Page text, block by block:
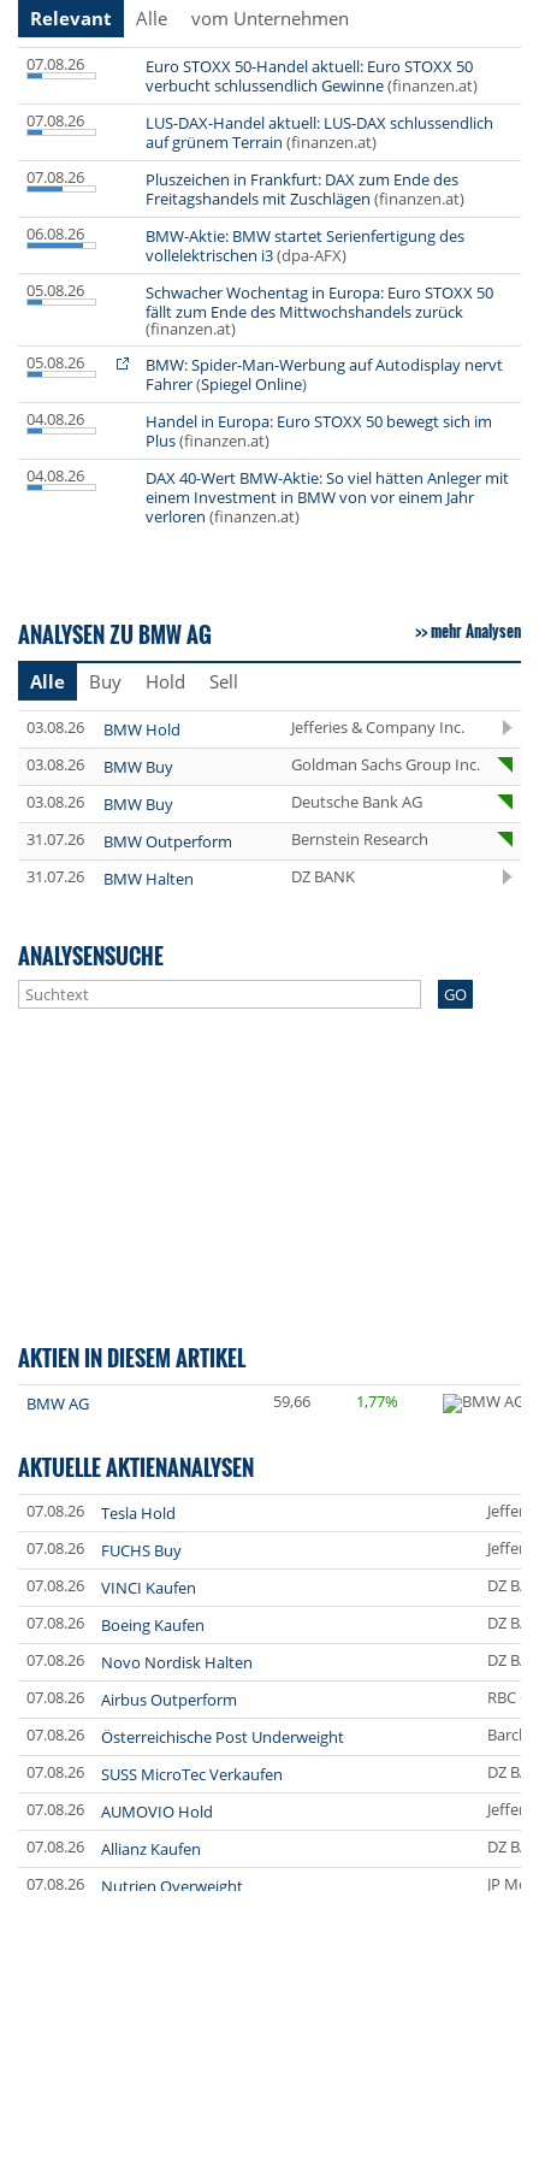
Relevant Alle vom Unternehmen
07.08.26
Euro STOXX 50-Handel aktuell: Euro STOXX 50
verbucht schlussendlich Gewinne(finanzen.at)
07.08.26
LUS-DAX-Handel aktuell: LUS-DAX schlussendlich
auf grünem Terrain (finanzen.at)
07.08.26
Pluszeichen in Frankfurt: DAX zum Ende des
Freitagshandels mit Zuschlägen (finanzen.at)
06.08.26
BMW-Aktie: BMW startet Serienfertigung des
vollelektrischen i3(dpa-AFX)
05.08.26
Schwacher Wochentag in Europa: Euro STOXX 50
fällt zum Ende des Mittwochshandels zurück
(finanzen.at)
05.08.26
BMW: Spider-Man-Werbung auf Autodisplay nervt
Fahrer(Spiegel Online)
04.08.26
Handel in Europa: Euro STOXX 50 bewegt sich im
Plus(finanzen.at)
04.08.26
DAX 40-Wert BMW-Aktie: So viel hätten Anleger mit
einem Investment in BMW von vor einem Jahr
verloren (finanzen.at)
ANALYSEN ZU BMW AG mehr Analysen
Alle Buy Hold Sell
03.08.26 BMW Hold
Jefferies & Company Inc.
03.08.26
BMW Buy
Goldman Sachs Group Inc.
03.08.26
BMW Buy
Deutsche Bank AG
31.07.26
BMW Outperform
Bernstein Research
31.07.26
BMW Halten DZ BANK
ANALYSENSUCHE
GO
AKTIEN IN DIESEM ARTIKEL
BMW AG 59,66 1,77%
AKTUELLE AKTIENANALYSEN
07.08.26 Tesla Hold
07.08.26
FUCHS Buy
07.08.26
VINCI Kaufen
DZ
07.08.26
Boeing Kaufen
DZ
07.08.26
Novo Nordisk Halten
DZ
07.08.26
Airbus Outperform
RBC
07.08.26
Österreichische Post Underweight
07.08.26
SUSS MicroTec Verkaufen
DZ
07.08.26
AUMOVIO Hold
07.08.26
Allianz Kaufen
DZ
07.08.26
Nutrien Overweight
JP